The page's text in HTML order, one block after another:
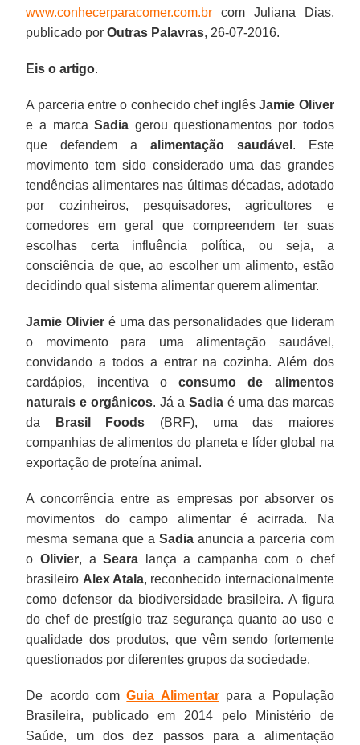
www.conhecerparacomer.com.br com Juliana Dias,
publicado porOutras Palavras, 26-07-2016.
Eis o artigo.
A parceria entre o conhecido chef inglêsJamie Oliver
e a marcaSadia gerou questionamentos por todos
que defendem a alimentação saudável . Este
movimento tem sido considerado uma das grandes
tendências alimentares nas últimas décadas, adotado
por cozinheiros, pesquisadores, agricultores e
comedores em geral que compreendem ter suas
escolhas certa influência política, ou seja, a
consciência de que, ao escolher um alimento, estão
decidindo qual sistema alimentar querem alimentar.
Jamie Olivier é uma das personalidades que lideram
o movimento para uma alimentação saudável,
convidando a todos a entrar na cozinha. Além dos
cardápios, incentiva oconsumo de alimentos
naturais e orgânicos. Já a Sadiaé uma das marcas
da
Brasil Foods (BRF), uma das maiores
companhias de alimentos do planeta e líder global na
exportação de proteína animal.
A concorrência entre as empresas por absorver os
movimentos do campo alimentar é acirrada. Na
mesma semana que a Sadia anuncia a parceria com
o Olivier, aSeara lança a campanha com o chef
brasileiro Alex Atala, reconhecido internacionalmente
como defensor da biodiversidade brasileira. A figura
do chef de prestígio traz segurança quanto ao uso e
qualidade dos produtos, que vêm sendo fortemente
questionados por diferentes grupos da sociedade.
De acordo comGuia Alimentarpara a População
Brasileira, publicado em 2014 pelo Ministério de
Saúde, um dos dez passos para a alimentação